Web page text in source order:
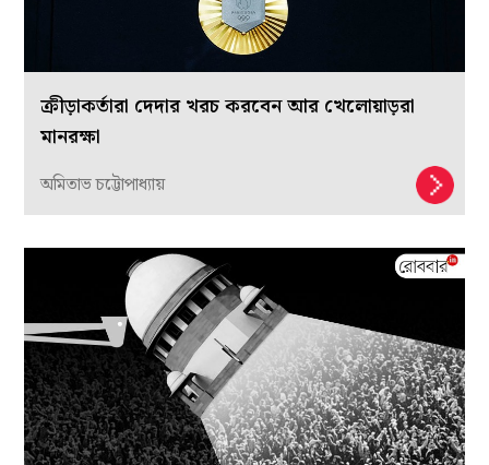
ক্রীড়াকর্তারা দেদার খরচ করবেন আর খেলোয়াড়রা
মানরক্ষা
অমিতাভ চট্টোপাধ্যায়